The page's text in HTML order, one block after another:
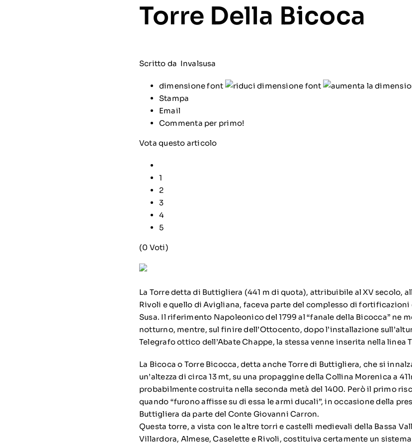
Torre Della Bicoca
Scritto da Invalsusa
dimensione font
Stampa
Email
Commenta per primo!
Vota questo articolo
1
2
3
4
5
(0 Voti)
La Torre detta di Buttigliera (441 m di quota), attribuibile al XV secolo,
Rivoli e quello di Avigliana, faceva parte del complesso di fortificazioni
Susa. Il riferimento Napoleonico del 1799 al “fanale della Bicocca” ne
notturno, mentre, sul finire dell’Ottocento, dopo l’installazione
Telegrafo ottico dell’Abate Chappe, la stessa venne inserita nella linea
La Bicoca o Torre Bicocca, detta anche Torre di Buttigliera, che si
un’altezza di circa 13 mt, su una propaggine della Collina Morenica a
probabilmente costruita nella seconda metà del 1400. Però il primo
quando “furono affisse su di essa le armi ducali”, in occasione della
Buttigliera da parte del Conte Giovanni Carron.
Questa torre, a vista con le altre torri e castelli medievali della Bassa
Villardora, Almese, Caselette e Rivoli, costituiva certamente un